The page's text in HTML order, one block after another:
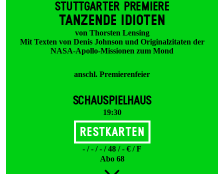
STUTTGARTER PREMIERE
TANZENDE IDIOTEN
von Thorsten Lensing
Mit Texten von Denis Johnson und Originalzitaten der
NASA-Apollo-Missionen zum Mond
anschl. Premierenfeier
SCHAUSPIELHAUS
19:30
Restkarten
- / - / - / 48 / - € / F
Abo 68